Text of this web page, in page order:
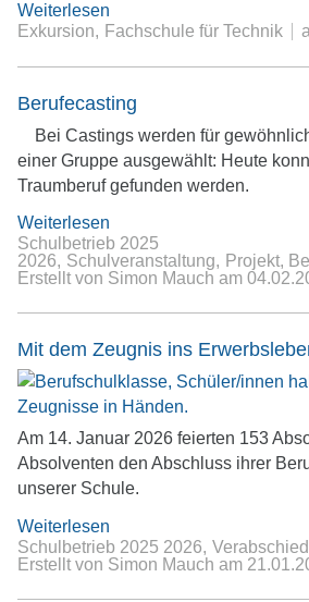
Weiterlesen
Exkursion
Fachschule für Technik
Berufecasting
Bei Castings werden für
einer Gruppe ausgewählt: Heute
Traumberuf gefunden werden.
Weiterlesen
Schulbetrieb 2025
2026
Schulveranstaltung Projekt
Erstellt von Simon Mauch am
Mit dem Zeugnis ins
Am 14. Januar 2026 feierten 153
Absolventen den Abschluss ihrer
unserer Schule.
Weiterlesen
Schulbetrieb 2025 2026
Erstellt von Simon Mauch am